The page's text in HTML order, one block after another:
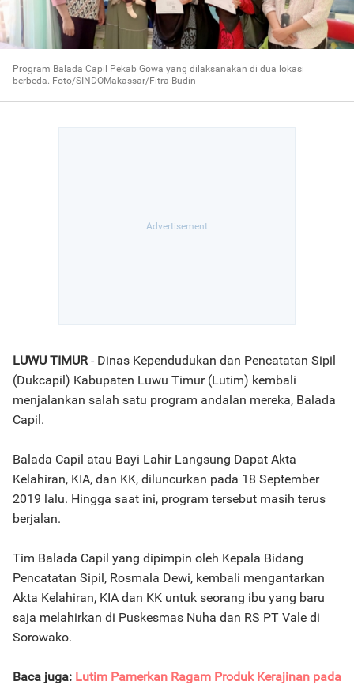
Program Balada Capil Pekab Gowa yang dilaksanakan di dua lokasi
berbeda. Foto/SINDOMakassar/Fitra Budin
LUWU TIMUR- Dinas Kependudukan dan Pencatatan Sipil
(Dukcapil) Kabupaten Luwu Timur (Lutim) kembali
menjalankan salah satu program andalan mereka, Balada
Capil.
Balada Capil atau Bayi Lahir Langsung Dapat Akta
Kelahiran, KIA, dan KK, diluncurkan pada 18 September
2019 lalu. Hingga saat ini, program tersebut masih terus
berjalan.
Tim Balada Capil yang dipimpin oleh Kepala Bidang
Pencatatan Sipil, Rosmala Dewi, kembali mengantarkan
Akta Kelahiran, KIA dan KK untuk seorang ibu yang baru
saja melahirkan di Puskesmas Nuha dan RS PT Vale di
Sorowako.
Baca juga: Lutim Pamerkan Ragam Produk Kerajinan pada